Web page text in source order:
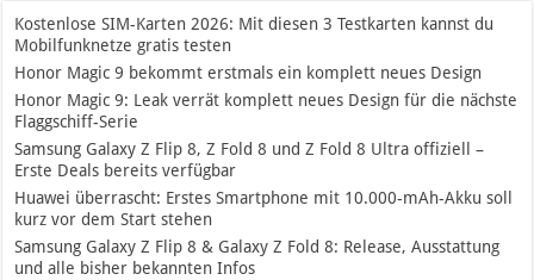
Kostenlose SIM-Karten 2026: Mit diesen 3 Testkarten kannst du
Mobilfunknetze gratis testen
Honor Magic 9 bekommt erstmals ein komplett neues Design
Honor Magic 9: Leak verrät komplett neues Design für die nächste
Flaggschiff-Serie
Samsung Galaxy Z Flip 8, Z Fold 8 und Z Fold 8 Ultra offiziell –
Erste Deals bereits verfügbar
Huawei überrascht: Erstes Smartphone mit 10.000-mAh-Akku soll
kurz vor dem Start stehen
Samsung Galaxy Z Flip 8 & Galaxy Z Fold 8: Release, Ausstattung
und alle bisher bekannten Infos